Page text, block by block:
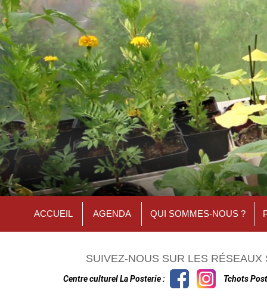
ACCUEIL AGENDA QUI SOMMES-NOUS ?
SUIVEZ-NOUS SUR LES RÉSEAUX
Centre culturel La Posterie : Tchots